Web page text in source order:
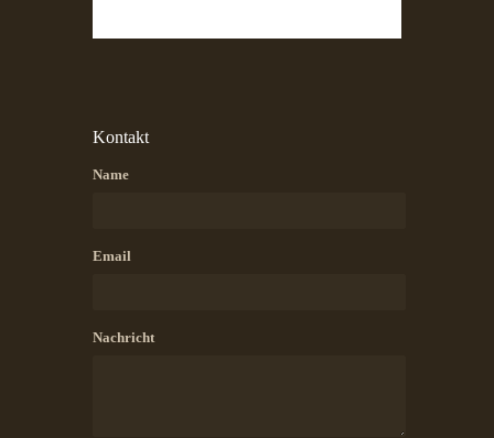
Kontakt
Name
Email
Nachricht